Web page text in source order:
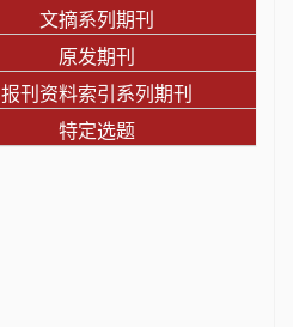
文摘系列期刊
原发期刊
报刊资料索引系列期刊
特定选题